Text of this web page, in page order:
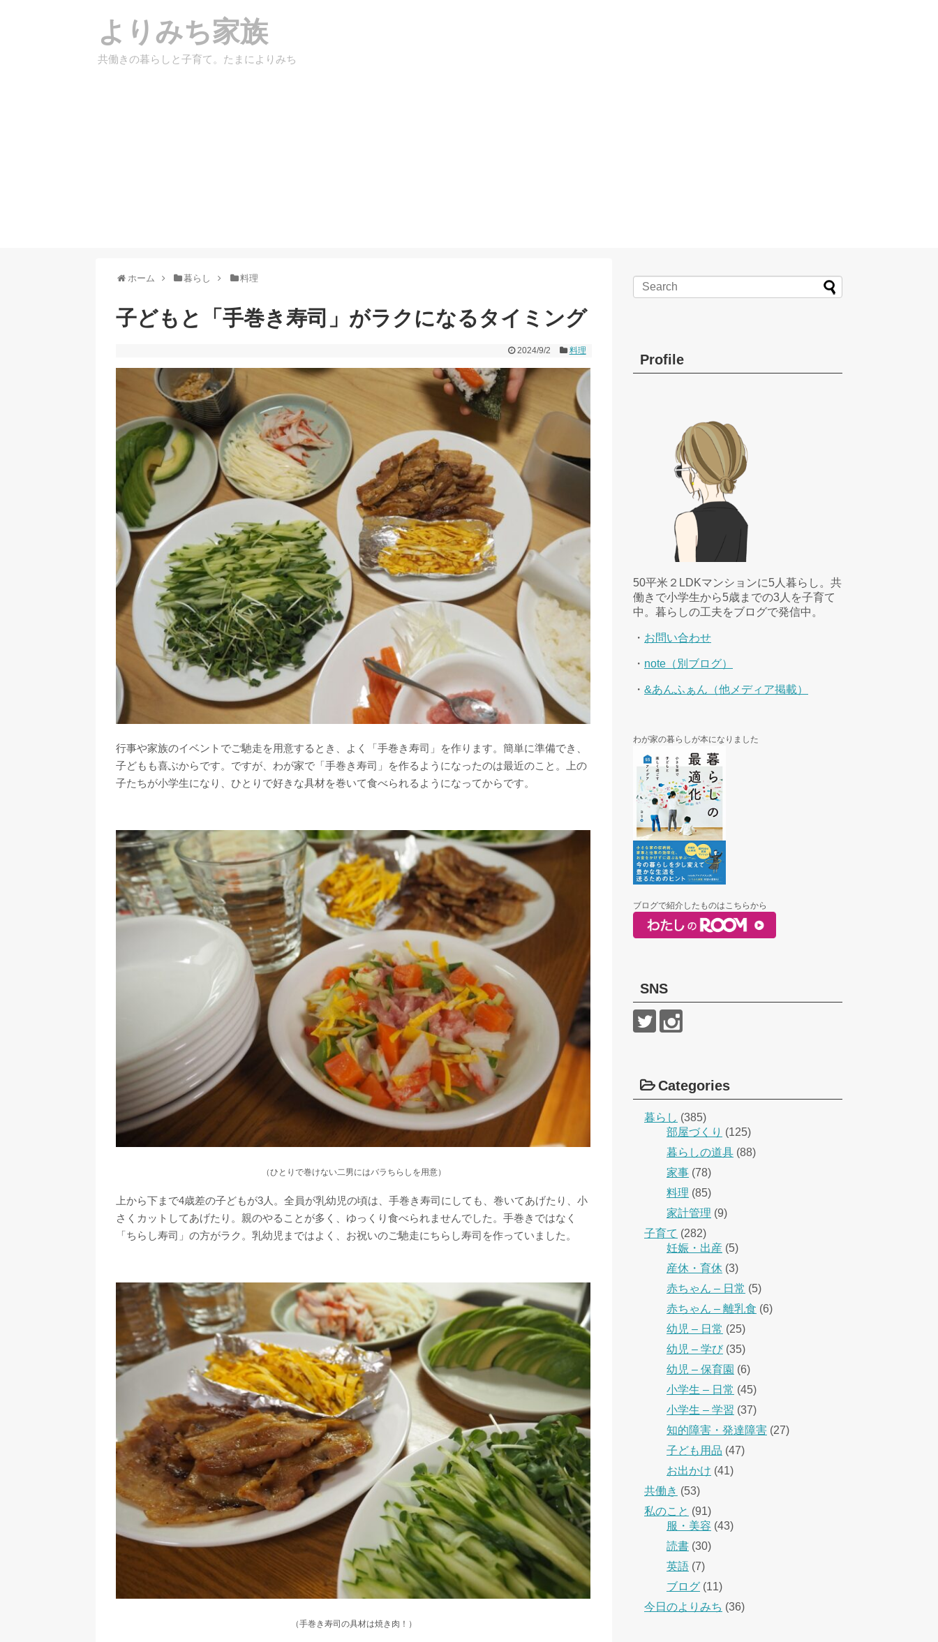
よりみち家族
共働きの暮らしと子育て。たまによりみち
ホーム 暮らし 料理
子どもと「手巻き寿司」がラクになるタイミング
2024/9/2 料理
行事や家族のイベントでご馳走を用意するとき、よく「手巻き寿司」を作ります。簡単に準備でき、
子どもも喜ぶからです。ですが、わが家で「手巻き寿司」を作るようになったのは最近のこと。上の
子たちが小学生になり、ひとりで好きな具材を巻いて食べられるようになってからです。
（ひとりで巻けない二男にはバラちらしを用意）
上から下まで4歳差の子どもが3人。全員が乳幼児の頃は、手巻き寿司にしても、巻いてあげたり、小
さくカットしてあげたり。親のやることが多く、ゆっくり食べられませんでした。手巻きではなく
「ちらし寿司」の方がラク。乳幼児まではよく、お祝いのご馳走にちらし寿司を作っていました。
（手巻き寿司の具材は焼き肉！）
Profile
50平米２LDKマンションに5人暮らし。共
働きで小学生から5歳までの3人を子育て
中。暮らしの工夫をブログで発信中。
・ お問い合わせ
・ note（別ブログ）
・ &あんふぁん（他メディア掲載）
わが家の暮らしが本になりました
ブログで紹介したものはこちらから
SNS
Categories
暮らし (385)
部屋づくり (125)
暮らしの道具 (88)
家事 (78)
料理 (85)
家計管理 (9)
子育て (282)
妊娠・出産 (5)
産休・育休 (3)
赤ちゃん – 日常 (5)
赤ちゃん – 離乳食 (6)
幼児 – 日常 (25)
幼児 – 学び(35)
幼児 – 保育園 (6)
小学生 – 日常 (45)
小学生 – 学習 (37)
知的障害・発達障害 (27)
子ども用品 (47)
お出かけ (41)
共働き (53)
私のこと (91)
服・美容 (43)
読書 (30)
英語 (7)
ブログ (11)
今日のよりみち (36)